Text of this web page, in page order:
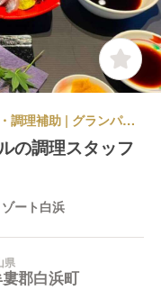
リゾートホテル | 調理部門 | 調理見習い・調理補助 | グランパスリゾート グランパスリゾート白浜
の調理スタッフ
ート白浜
県
郡白浜町